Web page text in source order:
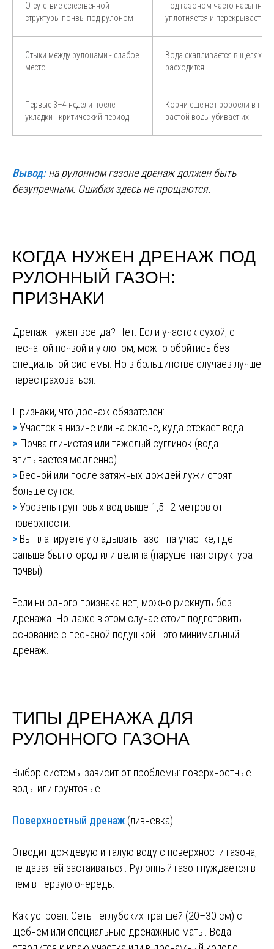
Отсутствие естественной
структуры почвы под рулоном
Под газоном часто насыпной
уплотняется и перекрывает
Стыки между рулонами - слабое
место
Вода скапливается в щелях,
расходится
Первые 3–4 недели после
укладки - критический период
Корни еще не проросли в
застой воды убивает их
Вывод:на рулонном газоне дренаж должен быть
безупречным. Ошибки здесь не прощаются.
КОГДА НУЖЕН ДРЕНАЖ ПОД
РУЛОННЫЙ ГАЗОН:
ПРИЗНАКИ
Дренаж нужен всегда? Нет. Если участок сухой, с
песчаной почвой и уклоном, можно обойтись без
специальной системы. Но в большинстве случаев лучше
перестраховаться.
Признаки, что дренаж обязателен:
>Участок в низине или на склоне, куда стекает вода.
> Почва глинистая или тяжелый суглинок (вода
впитывается медленно).
> Весной или после затяжных дождей лужи стоят
больше суток.
>Уровень грунтовых вод выше 1,5–2 метров от
поверхности.
> Вы планируете укладывать газон на участке, где
раньше был огород или целина (нарушенная структура
почвы).
Если ни одного признака нет, можно рискнуть без
дренажа. Но даже в этом случае стоит подготовить
основание с песчаной подушкой - это минимальный
дренаж.
ТИПЫ ДРЕНАЖА ДЛЯ
РУЛОННОГО ГАЗОНА
Выбор системы зависит от проблемы: поверхностные
воды или грунтовые.
Поверхностный дренаж (ливневка)
Отводит дождевую и талую воду с поверхности газона,
не давая ей застаиваться. Рулонный газон нуждается в
нем в первую очередь.
Как устроен: Сеть неглубоких траншей (20–30 см) с
щебнем или специальные дренажные маты. Вода